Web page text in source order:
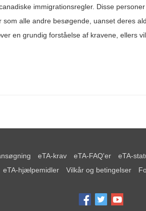
immigrationsregler. Disse
alle andre besøgende, uanset deres
en grundig forståelse af kravene, ellers
eTA-krav eTA-FAQ'er eTA-
eTA-hjælpemidler
Vilkår og betingelser